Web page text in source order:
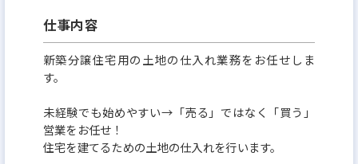
仕事内容
新築分譲住宅用の土地の仕入れ業務をお任せしま
す。
未経験でも始めやすい→「売る」ではなく「買う」
営業をお任せ！
住宅を建てるための土地の仕入れを行います。